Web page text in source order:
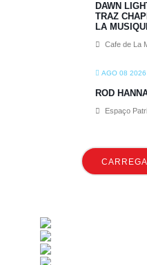
DAWN
TRAZ
LA
Cafe de La
AGO 08 2026
ROD
Espaço